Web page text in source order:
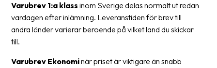
Pressrum
Medarbetare
&
Varubrev 1:a klass inom Sverige delas normalt ut redan
vardagen efter inlämning. Leveranstiden för brev till
andra länder varierar beroende på vilket land du skickar
till.
Varubrev Ekonominär priset är viktigare än snabb